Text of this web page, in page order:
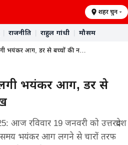
शहर चुनें
राजनीति राहुल गांधी मौसम
भयंकर आग, डर से बच्चों की न…
लगी भयंकर आग, डर से
आज रविवार 19 जनवरी को उत्तरप्रदेश
समय भयंकर आग लगने से चारों तरफ